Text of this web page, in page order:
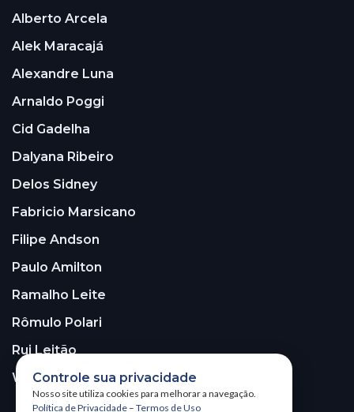
Alberto Arcela
Alek Maracajá
Alexandre Luna
Arnaldo Poggi
Cid Gadelha
Dalyana Ribeiro
Delos Sidney
Fabricio Marsicano
Filipe Andson
Paulo Amilton
Ramalho Leite
Rômulo Polari
Rui Leitão
Walter Santos
Controle sua privacidade
Nosso site utiliza cookies para melhorar a navegação.
Política de Privacidade – Termos de Uso